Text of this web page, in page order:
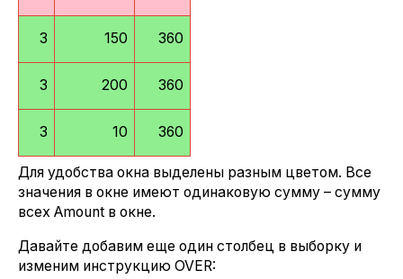
3 150 360
3 200 360
3 10 360
Для удобства окна выделены разным цветом. Все
значения в окне имеют одинаковую сумму – сумму
всех Amount в окне.
Давайте добавим еще один столбец в выборку и
изменим инструкцию OVER: